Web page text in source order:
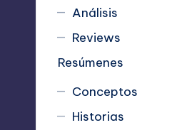
Análisis
Reviews
Resúmenes
Conceptos
Historias